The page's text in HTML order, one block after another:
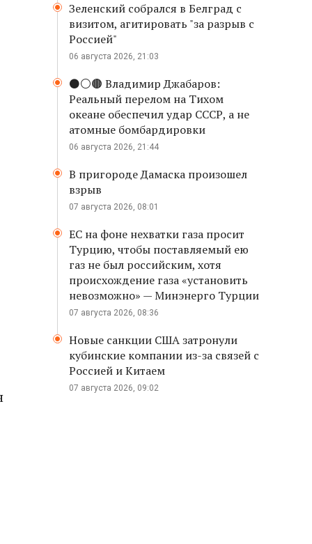
Зеленский собрался в Белград с
визитом, агитировать "за разрыв с
Россией"
06 августа 2026, 21:03
⚫️⚪️🟤 Владимир Джабаров:
Реальный перелом на Тихом
океане обеспечил удар СССР, а не
атомные бомбардировки
06 августа 2026, 21:44
В пригороде Дамаска произошел
взрыв
07 августа 2026, 08:01
ЕС на фоне нехватки газа просит
Турцию, чтобы поставляемый ею
газ не был российским, хотя
происхождение газа «установить
невозможно» — Минэнерго Турции
07 августа 2026, 08:36
Новые санкции США затронули
кубинские компании из-за связей с
Россией и Китаем
07 августа 2026, 09:02